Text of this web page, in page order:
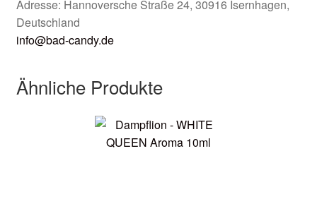
Adresse: Hannoversche Straße 24, 30916 Isernhagen,
Deutschland
info@bad-candy.de
Ähnliche Produkte